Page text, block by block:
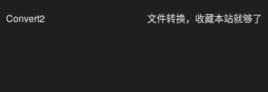
Convert2 文件转换，收藏本站就够了